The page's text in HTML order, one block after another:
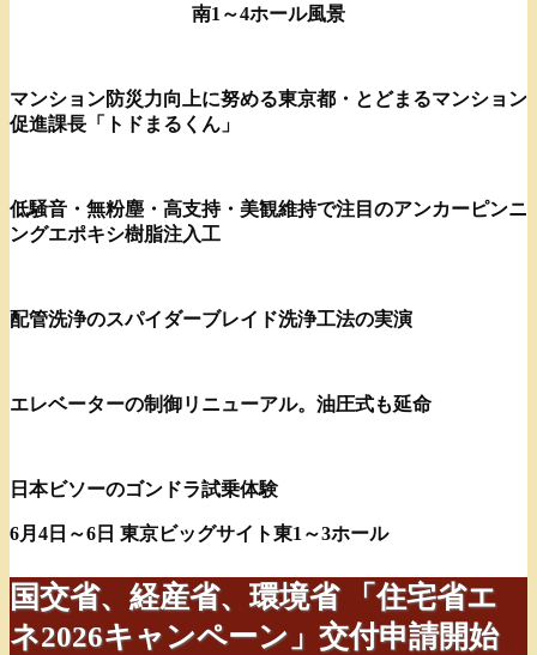
南1～4ホール風景
マンション防災力向上に努める東京都・とどまるマンション
促進課長「トドまるくん」
低騒音・無粉塵・高支持・美観維持で注目のアンカーピンニ
ングエポキシ樹脂注入工
配管洗浄のスパイダーブレイド洗浄工法の実演
エレベーターの制御リニューアル。油圧式も延命
日本ビソーのゴンドラ試乗体験
6月4日～6日 東京ビッグサイト東1～3ホール
国交省、経産省、環境省 「住宅省エ
ネ2026キャンペーン」交付申請開始